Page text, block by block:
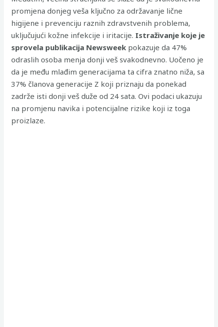
promjena donjeg veša ključno za održavanje lične
higijene i prevenciju raznih zdravstvenih problema,
uključujući kožne infekcije i iritacije. Istraživanje koje je
sprovela publikacija Newsweek pokazuje da 47%
odraslih osoba menja donji veš svakodnevno. Uočeno je
da je među mlađim generacijama ta cifra znatno niža, sa
37% članova generacije Z koji priznaju da ponekad
zadrže isti donji veš duže od 24 sata. Ovi podaci ukazuju
na promjenu navika i potencijalne rizike koji iz toga
proizlaze.